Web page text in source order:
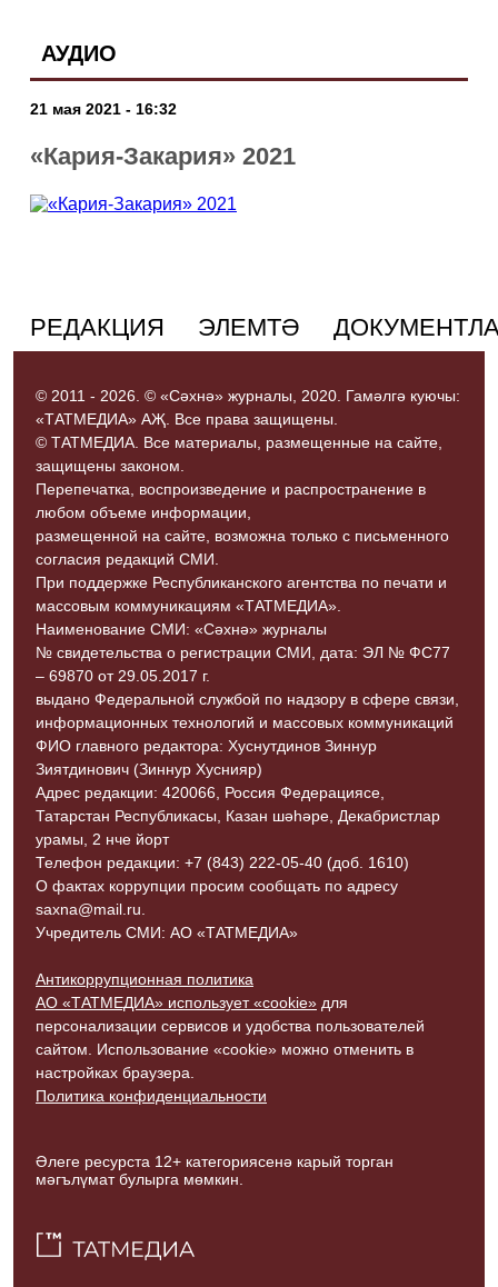
АУДИО
21 мая 2021 - 16:32
«Кария-Закария» 2021
РЕДАКЦИЯ ЭЛЕМТӘ
© 2011 - 2026. © «Сәхнә» журналы, 2020. Гамәлгә куючы:
«ТАТМЕДИА» АҖ. Все права защищены.
© ТАТМЕДИА. Все материалы, размещенные на сайте,
защищены законом.
Перепечатка, воспроизведение и распространение в
любом объеме информации,
размещенной на сайте, возможна только с письменного
согласия редакций СМИ.
При поддержке Республиканского агентства по печати и
массовым коммуникациям «ТАТМЕДИА».
Наименование СМИ: «Сәхнә» журналы
№ свидетельства о регистрации СМИ, дата: ЭЛ № ФС77
– 69870 от 29.05.2017 г.
выдано Федеральной службой по надзору в сфере связи,
информационных технологий и массовых коммуникаций
ФИО главного редактора: Хуснутдинов Зиннур
Зиятдинович (Зиннур Хуснияр)
Адрес редакции: 420066, Россия Федерациясе,
Татарстан Республикасы, Казан шәһәре, Декабристлар
урамы, 2 нче йорт
Телефон редакции: +7 (843) 222-05-40 (доб. 1610)
О фактах коррупции просим сообщать по адресу
saxna@mail.ru.
Учредитель СМИ: АО «ТАТМЕДИА»
Антикоррупционная политика
АО «ТАТМЕДИА» использует «cookie» для
персонализации сервисов и удобства пользователей
сайтом. Использование «cookie» можно отменить в
настройках браузера.
Политика конфиденциальности
Әлеге ресурста 12+ категориясенә карый торган
мәгълүмат булырга мөмкин.